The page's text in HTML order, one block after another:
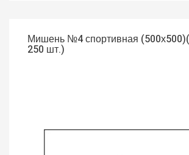
Мишень №4 спортивная
250 шт.)